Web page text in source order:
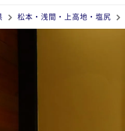
松本・浅間・上高地・塩尻